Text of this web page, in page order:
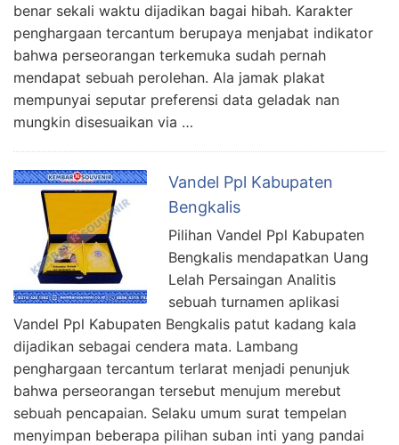
benar sekali waktu dijadikan bagai hibah. Karakter
penghargaan tercantum berupaya menjabat indikator
bahwa perseorangan terkemuka sudah pernah
mendapat sebuah perolehan. Ala jamak plakat
mempunyai seputar preferensi data geladak nan
mungkin disesuaikan via …
Vandel Ppl Kabupaten
Bengkalis
Pilihan Vandel Ppl Kabupaten
Bengkalis mendapatkan Uang
Lelah Persaingan Analitis
sebuah turnamen aplikasi
Vandel Ppl Kabupaten Bengkalis patut kadang kala
dijadikan sebagai cendera mata. Lambang
penghargaan tercantum terlarat menjadi penunjuk
bahwa perseorangan tersebut menujum merebut
sebuah pencapaian. Selaku umum surat tempelan
menyimpan beberapa pilihan suban inti yang pandai